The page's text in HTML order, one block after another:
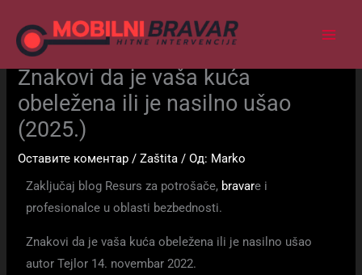
садржај
Znakovi da je vaša kuća
obeležena ili je nasilno ušao
(2025.)
Оставите коментар /Zaštita / Од: Marko
Zaključaj blog Resurs za potrošače, bravare i
profesionalce u oblasti bezbednosti.
Znakovi da je vaša kuća obeležena ili je nasilno ušao
autor Tejlor 14. novembar 2022.